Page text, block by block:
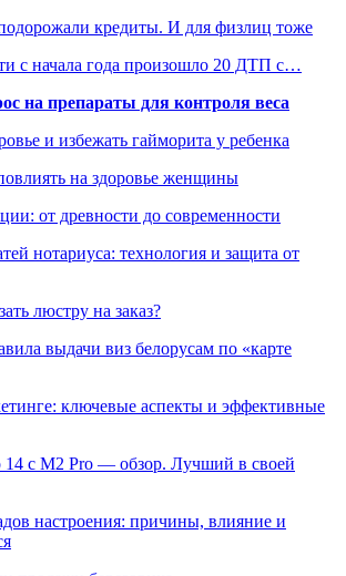
кредиты. И для физлиц тоже
с начала года произошло 20 ДТП с…
на препараты для контроля веса
и избежать гайморита у ребенка
на здоровье женщины
от древности до современности
нотариуса: технология и защита от
люстру на заказ?
выдачи виз белорусам по «карте
ключевые аспекты и эффективные
14 с M2 Pro — обзор. Лучший в своей
настроения: причины, влияние и